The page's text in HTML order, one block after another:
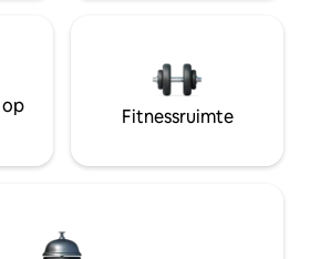
Fitnessruimte